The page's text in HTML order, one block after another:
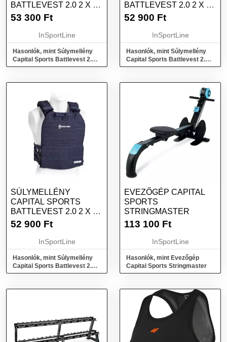
BATTLEVEST 2.0 2 X 4
KG - FEKETE
53 300 Ft
InSportLine
Hasonlók, mint Súlymellény
Capital Sports Battlevest 2.0 2
x 4 kg - fekete
BATTLEVEST 2.0 2 X 4
KG - ZÖLD
52 900 Ft
InSportLine
Hasonlók, mint Súlymellény
Capital Sports Battlevest 2.0 2
x 4 kg - zöld
SÚLYMELLÉNY
CAPITAL SPORTS
BATTLEVEST 2.0 2 X 4
KG - KÉK
52 900 Ft
InSportLine
Hasonlók, mint Súlymellény
Capital Sports Battlevest 2.0 2
x 4 kg - kék
EVEZŐGÉP CAPITAL
SPORTS
STRINGMASTER
113 100 Ft
InSportLine
Hasonlók, mint Evezőgép
Capital Sports Stringmaster